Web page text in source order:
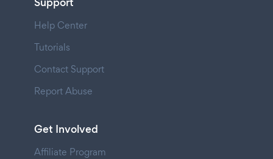
Help Center
Tutorials
Contact Support
Report Abuse
Get Involved
Affiliate Program